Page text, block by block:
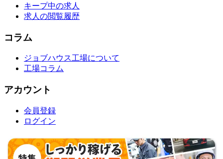
キープ中の求人
求人の閲覧履歴
コラム
ジョブハウス工場について
工場コラム
アカウント
会員登録
ログイン